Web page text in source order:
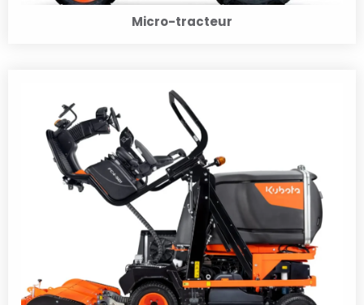
Micro-tracteur